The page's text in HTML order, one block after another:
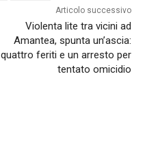
Articolo successivo
Violenta lite tra vicini ad
Amantea, spunta un’ascia:
quattro feriti e un arresto per
tentato omicidio